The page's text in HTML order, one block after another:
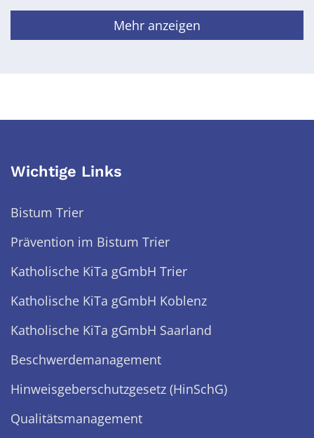
Mehr anzeigen
Wichtige Links
Bistum Trier
Prävention im Bistum Trier
Katholische KiTa gGmbH Trier
Katholische KiTa gGmbH Koblenz
Katholische KiTa gGmbH Saarland
Beschwerdemanagement
Hinweisgeberschutzgesetz (HinSchG)
Qualitätsmanagement